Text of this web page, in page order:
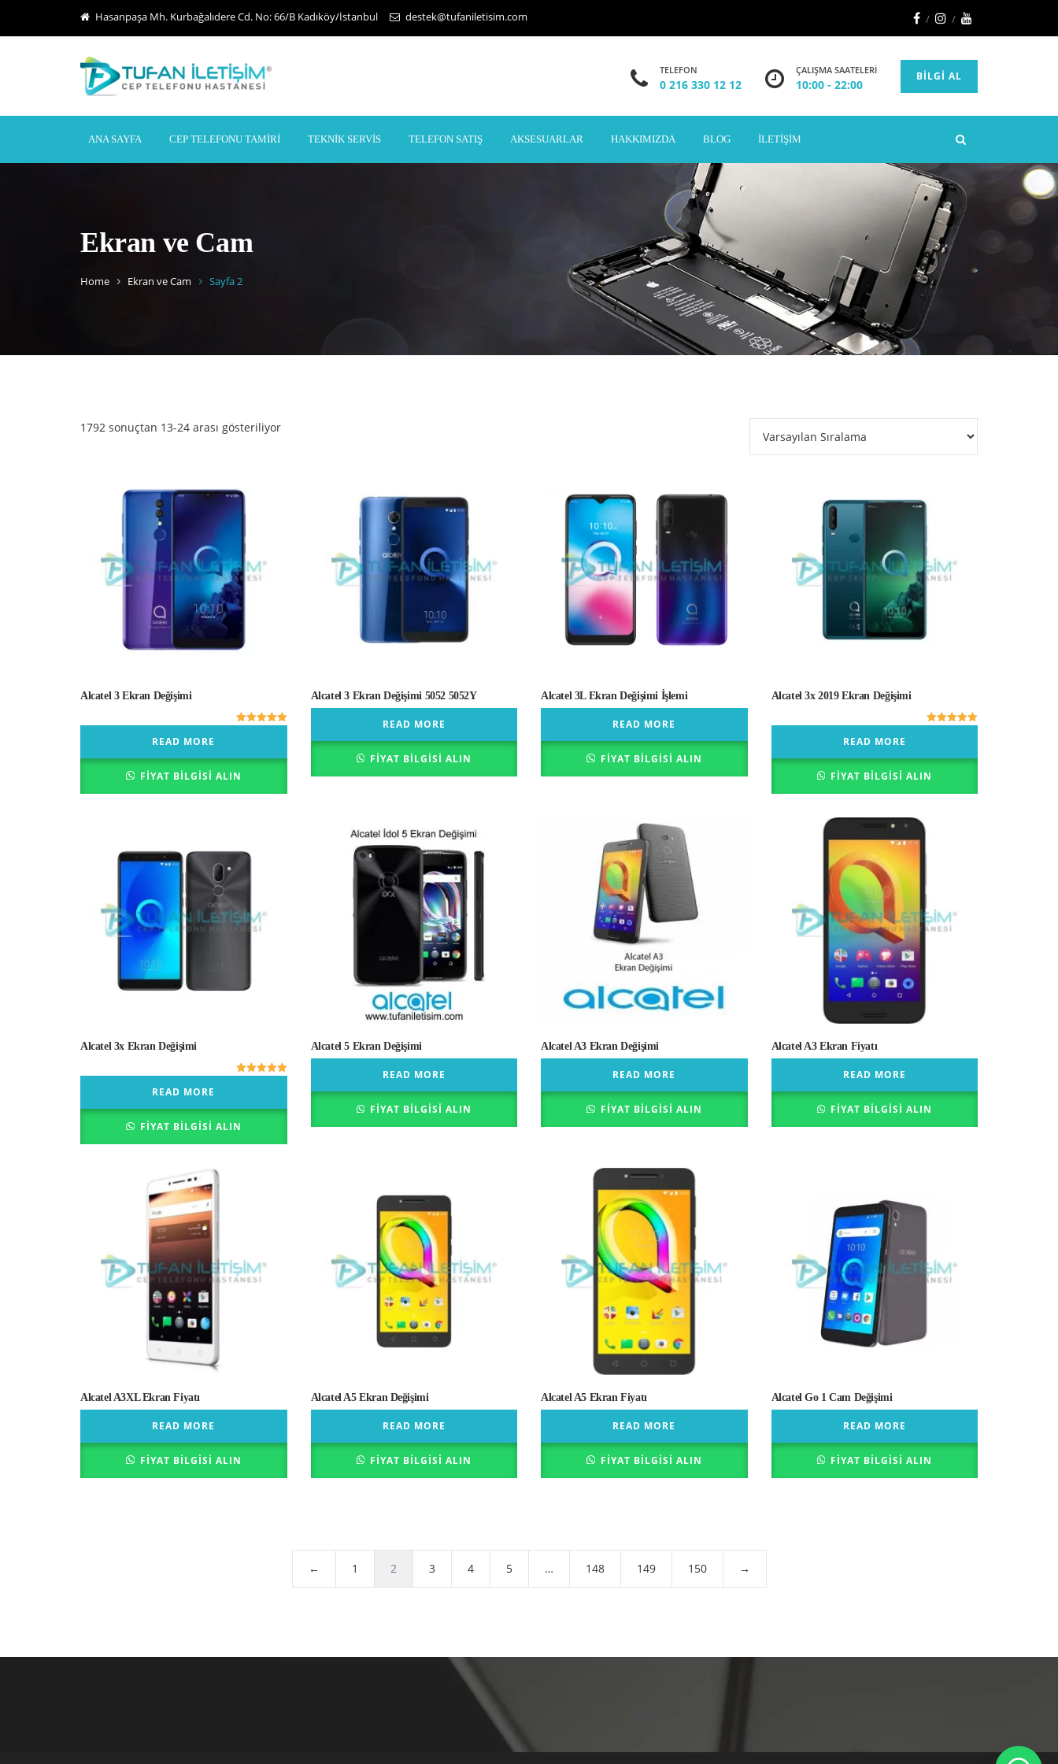
Hasanpaşa Mh. Kurbağalıdere Cd. No: 66/B Kadıköy/İstanbul destek@tufaniletisim.com
TELEFON
0 216 330 12 12
ÇALIŞMA SAATELERI
10:00 - 22:00
BILGI AL
ANA SAYFA CEP TELEFONU TAMIRI TEKNIK SERVIS TELEFON SATIŞ AKSESUARLAR HAKKIMIZDA BLOG İLETIŞIM
Ekran ve Cam
Home Ekran ve Cam Sayfa 2
1792 sonuçtan 13-24 arası gösteriliyor
Alcatel 3 Ekran Değişimi
READ MORE
FIYAT BILGISI ALIN
Alcatel 3 Ekran Değişimi 5052 5052Y
READ MORE
FIYAT BILGISI ALIN
Alcatel 3L Ekran Değişimi İşlemi
READ MORE
FIYAT BILGISI ALIN
Alcatel 3x 2019 Ekran Değişimi
READ MORE
FIYAT BILGISI ALIN
Alcatel 3x Ekran Değişimi
READ MORE
FIYAT BILGISI ALIN
Alcatel 5 Ekran Değişimi
READ MORE
FIYAT BILGISI ALIN
Alcatel A3 Ekran Değişimi
READ MORE
FIYAT BILGISI ALIN
Alcatel A3 Ekran Fiyatı
READ MORE
FIYAT BILGISI ALIN
Alcatel A3XL Ekran Fiyatı
READ MORE
FIYAT BILGISI ALIN
Alcatel A5 Ekran Değişimi
READ MORE
FIYAT BILGISI ALIN
Alcatel A5 Ekran Fiyatı
READ MORE
FIYAT BILGISI ALIN
Alcatel Go 1 Cam Değişimi
READ MORE
FIYAT BILGISI ALIN
← 1 2 3 4 5 … 148 149 150 →